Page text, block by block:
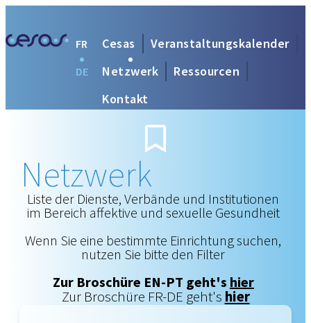
Cesas
Veranstaltungskalender
Netzwerk
Ressourcen
Kontakt
FR
DE
Netzwerk
Liste der Dienste, Verbände und Institutionen
im Bereich affektive und sexuelle Gesundheit
Wenn Sie eine bestimmte Einrichtung suchen,
nutzen Sie bitte den Filter
Zur Broschüre EN-PT geht's hier
Zur Broschüre FR-DE geht's hier